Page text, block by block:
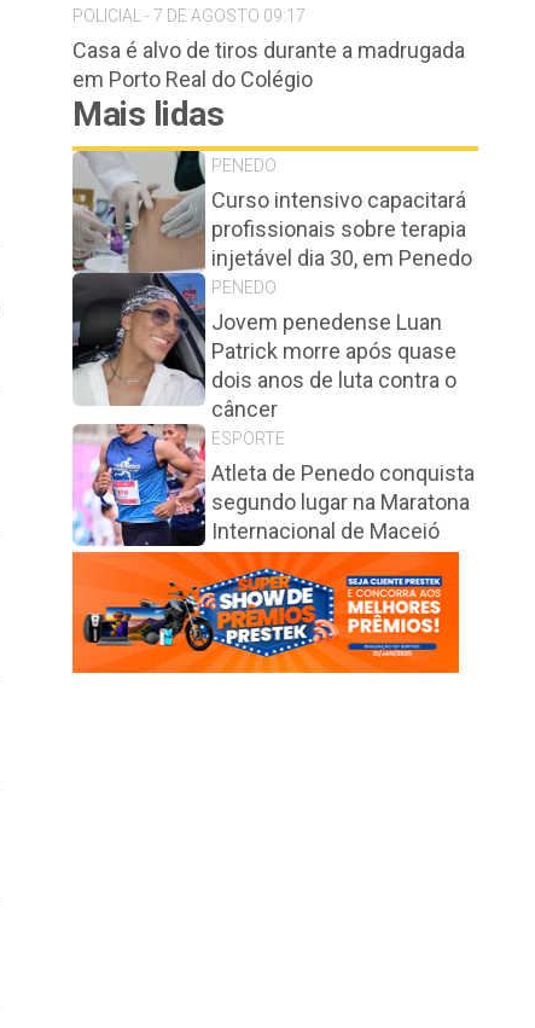
POLICIAL - 7 DE AGOSTO 09:17
Casa é alvo de tiros durante a madrugada
em Porto Real do Colégio
Mais lidas
PENEDO
Curso intensivo capacitará
profissionais sobre terapia
injetável dia 30, em Penedo
PENEDO
Jovem penedense Luan
Patrick morre após quase
dois anos de luta contra o
câncer
ESPORTE
Atleta de Penedo conquista
segundo lugar na Maratona
Internacional de Maceió